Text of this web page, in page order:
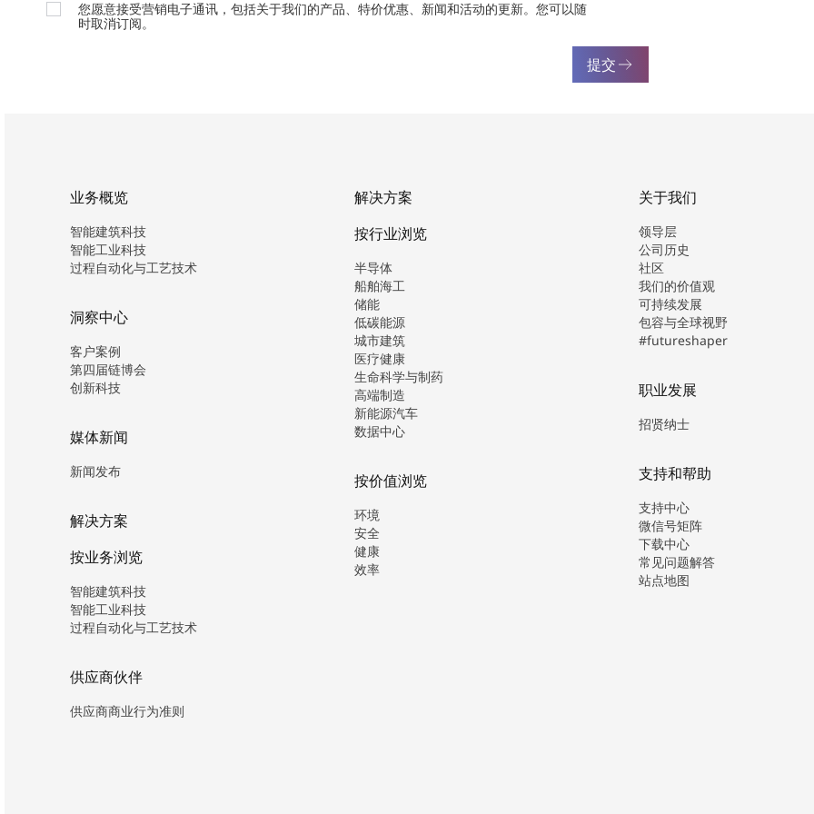
您愿意接受营销电子通讯，包括关于我们的产品、特价优惠、新闻和活动的更新。您可以随
时取消订阅。
提交
业务概览
智能建筑科技
智能工业科技
过程自动化与工艺技术
洞察中心
客户案例
第四届链博会
创新科技
媒体新闻
新闻发布
解决方案
按业务浏览
智能建筑科技
智能工业科技
过程自动化与工艺技术
供应商伙伴
供应商商业行为准则
解决方案
按行业浏览
半导体
船舶海工
储能
低碳能源
城市建筑
医疗健康
生命科学与制药
高端制造
新能源汽车
数据中心
按价值浏览
环境
安全
健康
效率
关于我们
领导层
公司历史
社区
我们的价值观
可持续发展
包容与全球视野
#futureshaper
职业发展
招贤纳士
支持和帮助
支持中心
微信号矩阵
下载中心
常见问题解答
站点地图